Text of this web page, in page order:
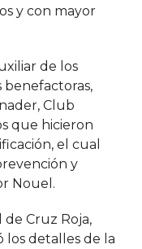
y con mayor
de los
benefactoras,
Club
que hicieron
el cual
y
Nouel.
Cruz Roja,
los detalles de la